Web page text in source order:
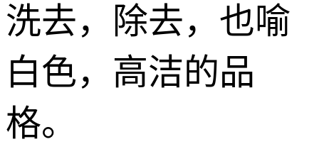
洗去，除去，也喻
白色，高洁的品
格。